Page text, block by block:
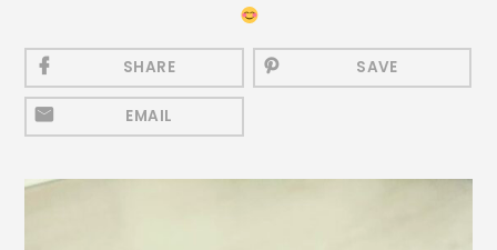
Aperitive Reci
Mezeluri
SHARE SAVE
EMAIL